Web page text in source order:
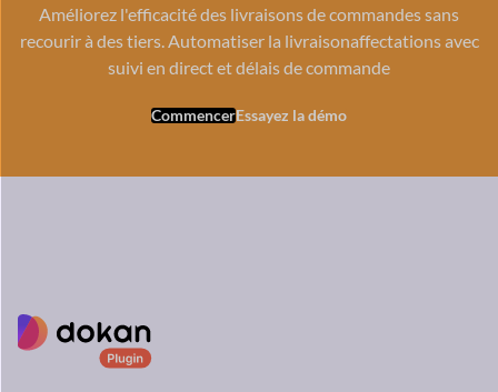
Améliorez l'efficacité des livraisons de commandes sans
recourir à des tiers. Automatiser la livraisonaffectations avec
suivi en direct et délais de commande
CommencerEssayez la démo